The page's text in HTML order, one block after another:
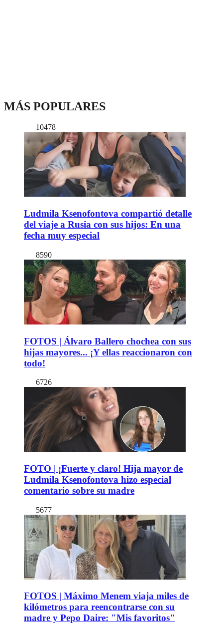
MÁS POPULARES
10478
Ludmila Ksenofontova compartió detalle
del viaje a Rusia con sus hijos: En una
fecha muy especial
8590
FOTOS | Álvaro Ballero chochea con sus
hijas mayores... ¡Y ellas reaccionaron con
todo!
6726
FOTO | ¡Fuerte y claro! Hija mayor de
Ludmila Ksenofontova hizo especial
comentario sobre su madre
5677
FOTOS | Máximo Menem viaja miles de
kilómetros para reencontrarse con su
madre y Pepo Daire: "Mis favoritos"